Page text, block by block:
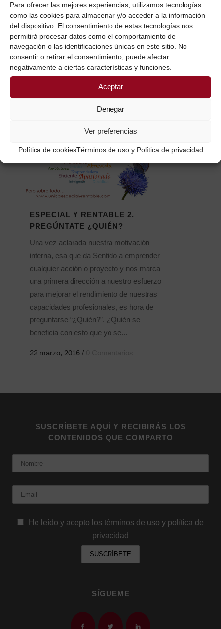
Para ofrecer las mejores experiencias, utilizamos tecnologías
como las cookies para almacenar y/o acceder a la información
del dispositivo. El consentimiento de estas tecnologías nos
permitirá procesar datos como el comportamiento de
navegación o las identificaciones únicas en este sitio. No
consentir o retirar el consentimiento, puede afectar
negativamente a ciertas características y funciones.
Aceptar
Denegar
Ver preferencias
Política de cookiesTérminos de uso y Política de privacidad
Plan de Trabajo Autónomo desde una
perspectiva de Género, hoy ha tenido
lugar en Pamplona, una jornada abierta a
la participación de los y las interesadas
(mayoría). ¿Por qué hace falta una
perspectiva de género? Porque se ha
demostrado que hacemos las cosas de
forma diferente...
ESPECIAL Y RENTABLE 2.
PREGÚNTATE ¿QUIÉN?
Una vez aclarada nuestra motivación
interna, esa que da Sentido a emprender
cualquier acción o proyecto y nos marca
una primera dirección a nuestro esfuerzo
para mejorar el rendimiento de nuestras
capacidades profesionales, es hora de
preguntarse “¿Quién?”. ¿Quién se
beneficia con esto que yo se...
22 marzo, 2016/
SUSCRÍBETE AQUÍ Y RECIBIRÁS LOS
CONTENIDOS QUE COMPARTO
He leído y acepto los términos de uso y política de
privacidad
SÍGUEME